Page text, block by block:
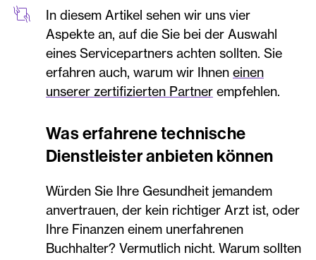
In diesem Artikel sehen wir uns vier
Aspekte an, auf die Sie bei der Auswahl
eines Servicepartners achten sollten. Sie
erfahren auch, warum wir Ihnen einen
unserer zertifizierten Partner empfehlen.
Was erfahrene technische
Dienstleister anbieten können
Würden Sie Ihre Gesundheit jemandem
anvertrauen, der kein richtiger Arzt ist, oder
Ihre Finanzen einem unerfahrenen
Buchhalter? Vermutlich nicht. Warum sollten